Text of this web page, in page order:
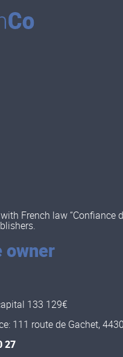
French law
owner
133 129€
111 route de Gachet,
27